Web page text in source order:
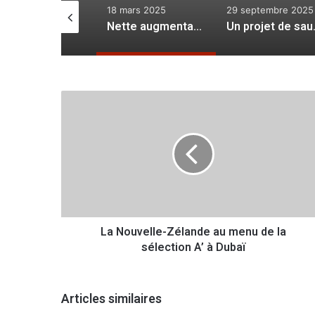
18 mars 2025
Nette augmentation du trafic de drogue dure et de «comprimés»
29 septembre 2025
Un projet
l
a
La Nouvelle-Zélande au menu de la
sélection A’ à Dubaï
Articles similaires